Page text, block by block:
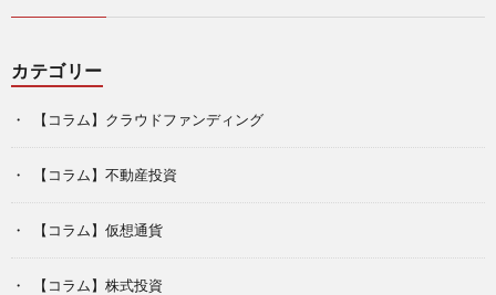
カテゴリー
【コラム】クラウドファンディング
【コラム】不動産投資
【コラム】仮想通貨
【コラム】株式投資